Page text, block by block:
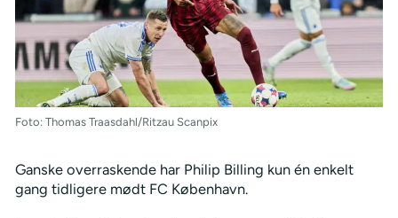
Foto: Thomas Traasdahl/Ritzau Scanpix
Ganske overraskende har Philip Billing kun én enkelt
gang tidligere mødt FC København.